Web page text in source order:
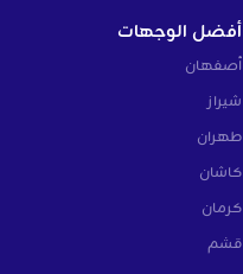
أفضل الوجهات
أصفهان
شيراز
طهران
كاشان
كرمان
قشم